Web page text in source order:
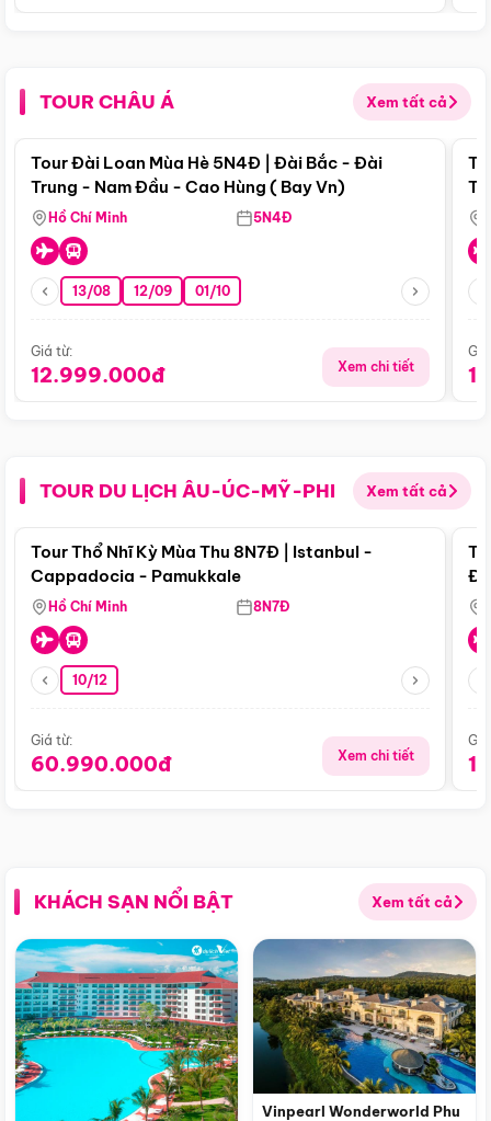
TOUR CHÂU Á Xem tất cả
Điểm nổi bật
Tour Đài Loan Mùa Hè 5N4Đ | Đài Bắc - Đài
Trung - Nam Đầu - Cao Hùng ( Bay Vn)
Hồ Chí Minh 5N4Đ
13/08 12/09 01/10
Giá từ:
12.999.000đ Xem chi tiết
TOUR DU LỊCH ÂU-ÚC-MỸ-PHI Xem tất cả
Điểm nổi bật
Tour Thổ Nhĩ Kỳ Mùa Thu 8N7Đ | Istanbul -
Cappadocia - Pamukkale
Hồ Chí Minh 8N7Đ
10/12
Giá từ:
60.990.000đ Xem chi tiết
KHÁCH SẠN NỔI BẬT Xem tất cả
Vinpearl Wonderworld Phu